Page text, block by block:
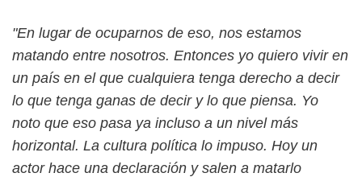
"En lugar de ocuparnos de eso, nos estamos
matando entre nosotros. Entonces yo quiero vivir en
un país en el que cualquiera tenga derecho a decir
lo que tenga ganas de decir y lo que piensa. Yo
noto que eso pasa ya incluso a un nivel más
horizontal. La cultura política lo impuso. Hoy un
actor hace una declaración y salen a matarlo